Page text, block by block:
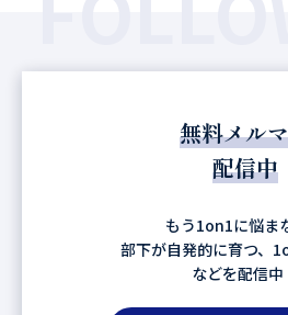
無料メル
配信中
もう1on1に悩ま
部下が自発的に育つ、
などを配信中